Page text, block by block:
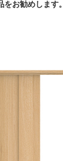
お勧めします。